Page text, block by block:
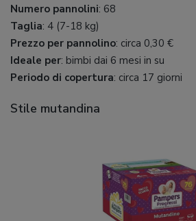
Numero pannolini: 68
Taglia: 4 (7-18 kg)
Prezzo per pannolino: circa 0,30 €
Ideale per: bimbi dai 6 mesi in su
Periodo di copertura: circa 17 giorni
Stile mutandina